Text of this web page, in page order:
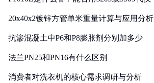
20x40x2镀锌方管单米重量计算与应用分析
抗渗混凝土中P6和P8膨胀剂分别加多少
法兰PN25和PN16有什么区别
消费者对洗衣机的核心需求调研与分析